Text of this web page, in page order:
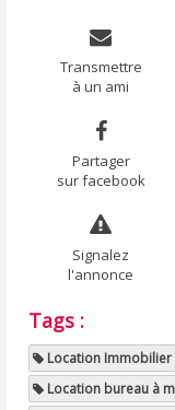
Transmettre
à un ami
Partager
sur facebook
Signalez
l'annonce
Tags :
Location Immobilier
Location bureau à